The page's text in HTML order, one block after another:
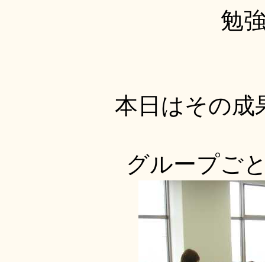
勉
本日はその成
グループご